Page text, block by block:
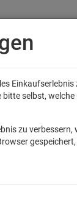
Filme &
selbst, welche
zu